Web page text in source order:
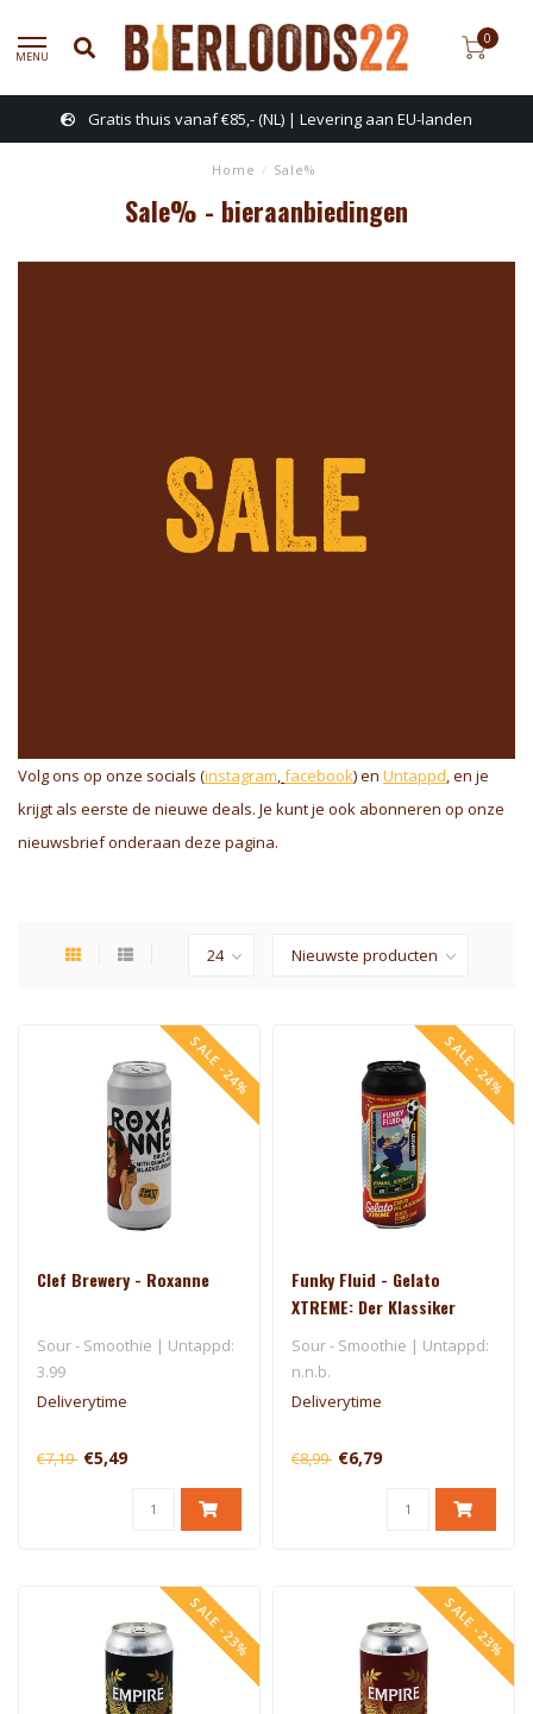
MENU
0
Gratis thuis vanaf €85,- (NL) | Levering aan EU-landen
Home / Sale%
Sale% - bieraanbiedingen
Volg ons op onze socials (instagram,facebook)en Untappd,en je
krijgt als eerste de nieuwe deals. Je kunt je ook abonneren op onze
nieuwsbrief onderaan deze pagina.
SALE -24%
Clef Brewery - Roxanne
Sour - Smoothie | Untappd:
3.99
Deliverytime
€7,19 €5,49
SALE -24%
Funky Fluid - Gelato
XTREME: Der Klassiker
(Final Eight - Germany)
Sour - Smoothie | Untappd:
n.n.b.
Deliverytime
€8,99 €6,79
SALE -23% SALE -23%